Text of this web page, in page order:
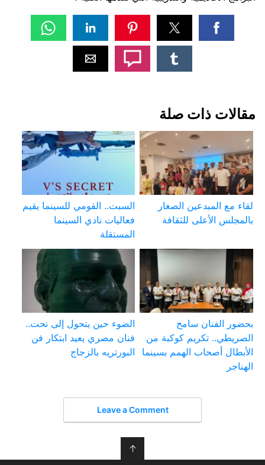
مقالات ذات صلة
لقاء مع المبدعين الصغار
بالمجلس الأعلى للثقافة
السبت.. القومي للسينما يقيم
فعاليات نادي السينما
المستقلة
بحضور الفنان سامح
الصريطي.. تكريم كوكبة من
الأبطال أصحاب الهمم بسينما
الهناجر
الضوء حين يتحول إلى نحت..
فنان مصري يعيد ابتكار فن
البورتريه بالزجاج
Leave a Comment
↑